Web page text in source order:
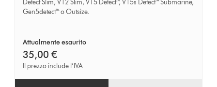
rapido
Detect Slim, V12 Slim, V15 Detect™, V15s Detect™ Submarine,
Gen5detect™ o Outsize.
Attualmente esaurito
35,00 €
Il prezzo include l’IVA